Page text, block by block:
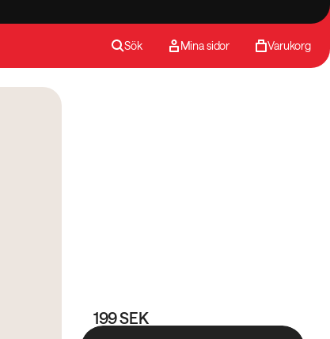
Sök Mina sidor Varukorg
199 SEK